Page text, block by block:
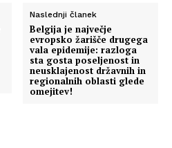
Naslednji članek
Belgija je največje
evropsko žarišče drugega
vala epidemije: razloga
sta gosta poseljenost in
neusklajenost državnih in
regionalnih oblasti glede
omejitev!